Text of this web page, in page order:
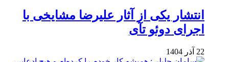
انتشار یکی از آثار علیرضا مشایخی با
اجرای دوئو تآی
22 آذر 1404